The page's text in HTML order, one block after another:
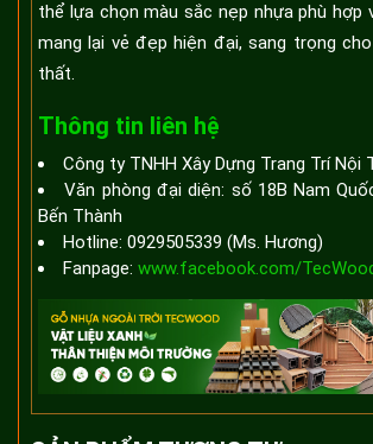
thể lựa chọn màu sắc nẹp nhựa phù hợp
mang lại vẻ đẹp hiện đại, sang trọng
thất.
Thông tin liên hệ
Công ty TNHH Xây Dựng Trang Trí Nội
Văn phòng đại diện: số 18B Nam
Bến Thành
Hotline: 0929505339 (Ms. Hương)
Fanpage: www.facebook.com/